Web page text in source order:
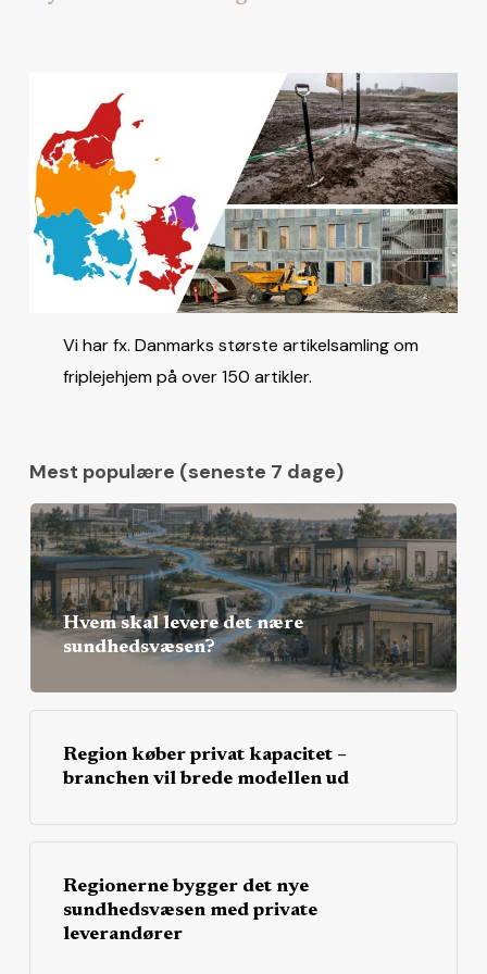
Vi har fx. Danmarks største artikelsamling om
friplejehjem på over 150 artikler.
Mest populære (seneste 7 dage)
Hvem skal levere det nære
sundhedsvæsen?
Region køber privat kapacitet –
branchen vil brede modellen ud
Regionerne bygger det nye
sundhedsvæsen med private
leverandører